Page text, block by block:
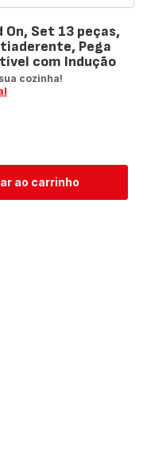
ao carrinho
Set 13 peças,
Pega
com Indução
cozinha!